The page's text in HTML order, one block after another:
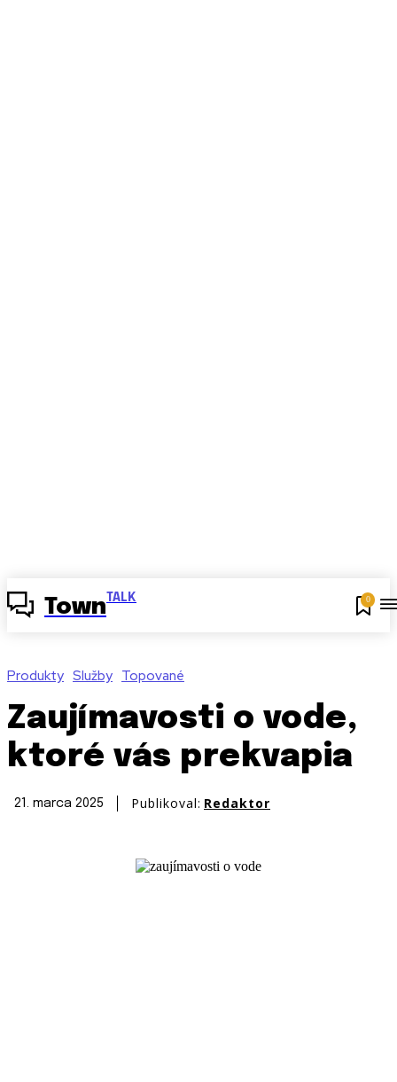
Town TALK 0
Produkty Služby Topované
Zaujímavosti o vode,
ktoré vás prekvapia
21. marca 2025 Publikoval: Redaktor